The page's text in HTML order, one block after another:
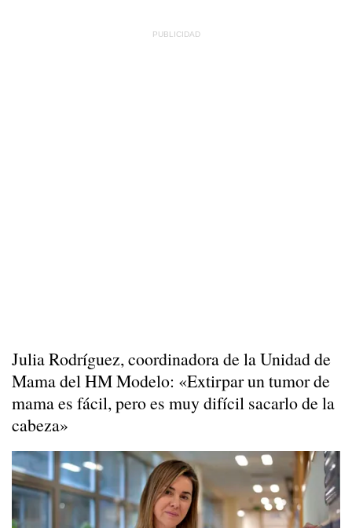
Julia Rodríguez, coordinadora de la Unidad de
Mama del HM Modelo: «Extirpar un tumor de
mama es fácil, pero es muy difícil sacarlo de la
cabeza»